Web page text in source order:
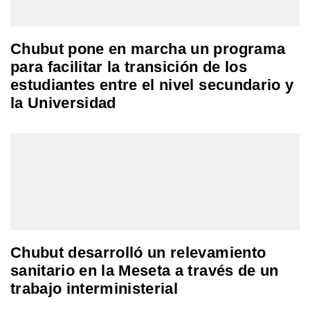
Chubut pone en marcha un programa
para facilitar la transición de los
estudiantes entre el nivel secundario y
la Universidad
Chubut desarrolló un relevamiento
sanitario en la Meseta a través de un
trabajo interministerial